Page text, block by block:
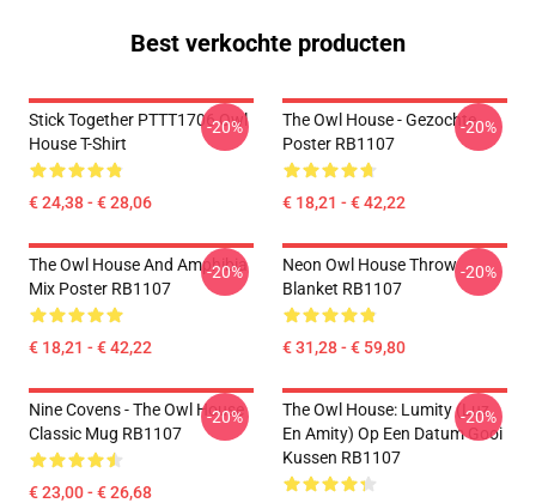
Best verkochte producten
Stick Together PTTT1706 Owl
House T-Shirt
€ 24,38 - € 28,06
-20%
The Owl House - Gezochte
Poster RB1107
€ 18,21 - € 42,22
-20%
The Owl House And Amphibia
Mix Poster RB1107
€ 18,21 - € 42,22
-20%
Neon Owl House Throw
Blanket RB1107
€ 31,28 - € 59,80
-20%
Nine Covens - The Owl House
Classic Mug RB1107
€ 23,00 - € 26,68
-20%
The Owl House: Lumity (Luz
En Amity) Op Een Datum Gooi
Kussen RB1107
-20%